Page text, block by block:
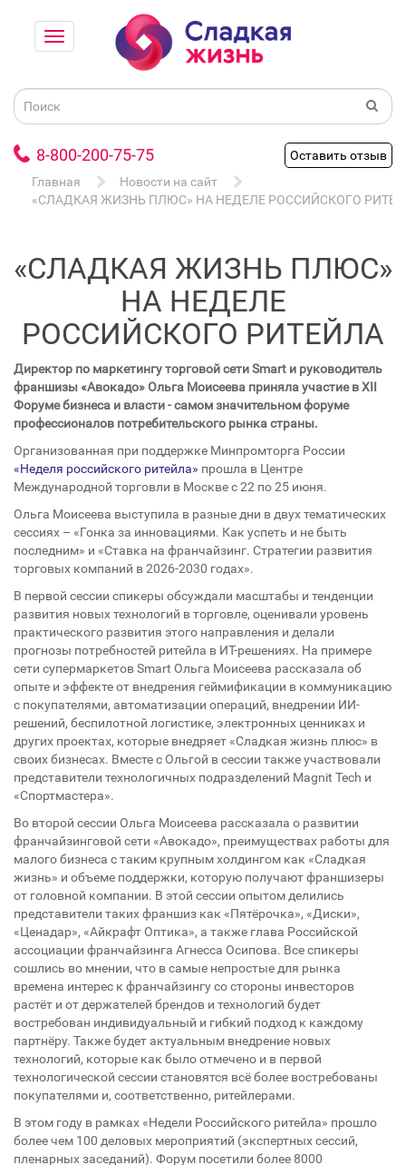
8-800-200-75-75
Оставить отзыв
Главная
Новости на сайт
«СЛАДКАЯ ЖИЗНЬ ПЛЮС» НА НЕДЕЛЕ РОССИЙСКОГО
«СЛАДКАЯ ЖИЗНЬ ПЛЮС»
НА НЕДЕЛЕ
РОССИЙСКОГО РИТЕЙЛА
Директор по маркетингу торговой сетиSmart и руководитель
франшизы «Авокадо» Ольга Моисеева приняла участие в ХII
Форуме бизнеса и власти - самом значительном форуме
профессионалов потребительского рынка страны.
Организованная при поддержке Минпромторга России
«Неделя российского ритейла» прошла в Центре
Международной торговли в Москве с 22 по 25 июня.
Ольга Моисеева выступила в разные дни в двух тематических
сессиях – «Гонка за инновациями. Как успеть и не быть
последним» и «Ставка на франчайзинг. Стратегии развития
торговых компаний в 2026-2030 годах».
В первой сессии спикеры обсуждали масштабы и тенденции
развития новых технологий в торговле, оценивали уровень
практического развития этого направления и делали
прогнозы потребностей ритейла в ИТ-решениях. На примере
сети супермаркетов Smart Ольга Моисеева рассказала об
опыте и эффекте от внедрения геймификации в коммуникацию
с покупателями, автоматизации операций, внедрении ИИ-
решений, беспилотной логистике, электронных ценниках и
других проектах, которые внедряет «Сладкая жизнь плюс» в
своих бизнесах. Вместе с Ольгой в сессии также участвовали
представители технологичных подразделений Magnit Tech и
«Спортмастера».
Во второй сессии Ольга Моисеева рассказала о развитии
франчайзинговой сети «Авокадо», преимуществах работы для
малого бизнеса с таким крупным холдингом как «Сладкая
жизнь» и объеме поддержки, которую получают франшизеры
от головной компании. В этой сессии опытом делились
представители таких франшиз как «Пятёрочка», «Диски»,
«Ценадар», «Айкрафт Оптика», а также глава Российской
ассоциации франчайзинга Агнесса Осипова. Все спикеры
сошлись во мнении, что в самые непростые для рынка
времена интерес к франчайзингу со стороны инвесторов
растёт и от держателей брендов и технологий будет
востребован индивидуальный и гибкий подход к каждому
партнёру. Также будет актуальным внедрение новых
технологий, которые как было отмечено и в первой
технологической сессии становятся всё более востребованы
покупателями и, соответственно, ритейлерами.
В этом году в рамках «Недели Российского ритейла» прошло
более чем 100 деловых мероприятий (экспертных сессий,
пленарных заседаний). Форум посетили более 8000